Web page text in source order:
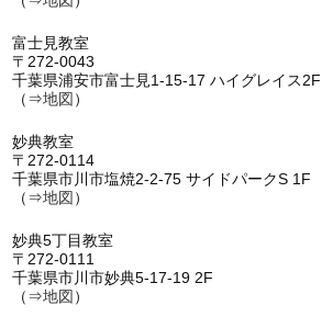
富士見教室
〒272-0043
千葉県浦安市富士見1-15-17 ハイグレイス2F
（⇒地図 ）
妙典教室
〒272-0114
千葉県市川市塩焼2-2-75 サイドパークS 1F
（⇒地図 ）
妙典5丁目教室
〒272-0111
千葉県市川市妙典5-17-19 2F
（⇒地図 ）